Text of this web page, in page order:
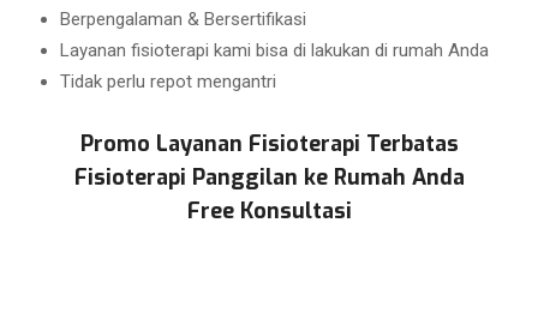
Berpengalaman & Bersertifikasi
Layanan fisioterapi kami bisa di lakukan di rumah Anda
Tidak perlu repot mengantri
Promo Layanan Fisioterapi Terbatas
Fisioterapi Panggilan ke Rumah Anda
Free Konsultasi